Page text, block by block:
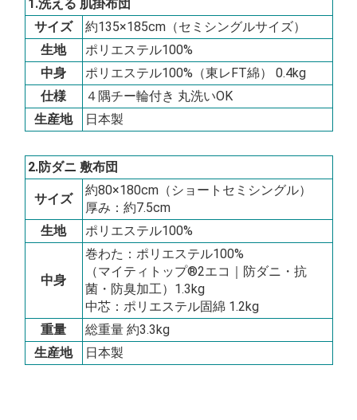
1.洗える 肌掛布団
サイズ
約135×185cm（セミシングルサイズ）
生地
ポリエステル100%
中身
ポリエステル100%（東レFT綿） 0.4kg
仕様
４隅チー輪付き 丸洗いOK
生産地
日本製
2.防ダニ 敷布団
サイズ
約80×180cm（ショートセミシングル）
厚み：約7.5cm
生地
ポリエステル100%
中身
巻わた：ポリエステル100%
（マイティトップ®2エコ｜防ダニ・抗
菌・防臭加工）1.3kg
中芯：ポリエステル固綿 1.2kg
重量
総重量 約3.3kg
生産地
日本製